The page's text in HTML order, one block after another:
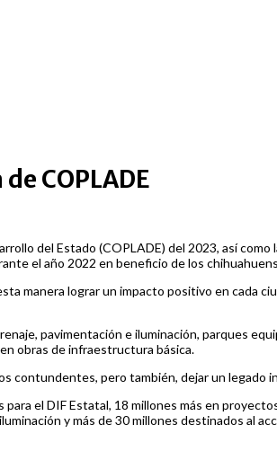
COPLADE
del Estado (COPLADE) del 2023, así
el año 2022 en beneficio de los
manera lograr un impacto positivo en cada
pavimentación e iluminación, parques
obras de infraestructura básica.
contundentes, pero también, dejar un legado
el DIF Estatal, 18 millones más en
y más de 30 millones destinados al